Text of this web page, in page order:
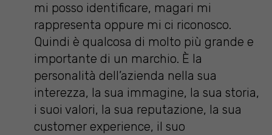
mi posso identificare, magari mi
rappresenta oppure mi ci riconosco.
Quindi è qualcosa di molto più grande e
importante di un marchio. È la
personalità dell’azienda nella sua
interezza, la sua immagine, la sua storia,
i suoi valori, la sua reputazione, la sua
customer experience, il suo